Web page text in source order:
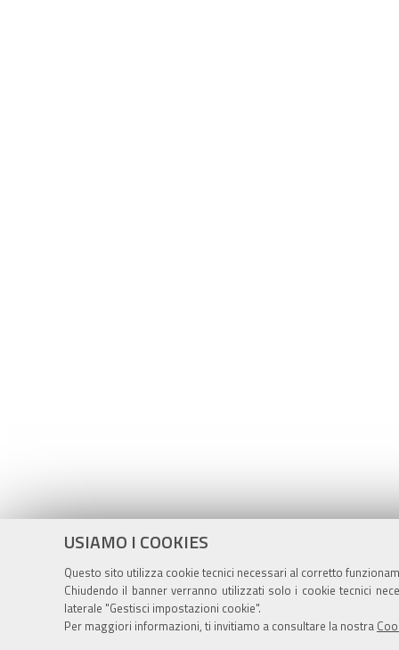
USIAMO I COOKIES
Questo sito utilizza cookie tecnici necessari al corretto
Chiudendo il banner verranno utilizzati solo i cookie tecnici
laterale "Gestisci impostazioni cookie".
Per maggiori informazioni, ti invitiamo a consultare la nostra